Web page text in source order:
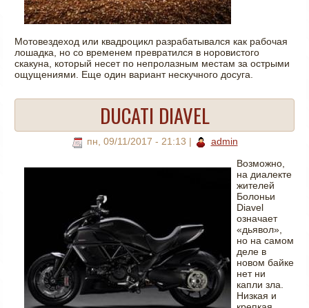
Мотовездеход или квадроцикл разрабатывался как рабочая
лошадка, но со временем превратился в норовистого
скакуна, который несет по непролазным местам за острыми
ощущениями. Еще один вариант нескучного досуга.
DUCATI DIAVEL
пн, 09/11/2017 - 21:13 |
admin
Возможно,
на диалекте
жителей
Болоньи
Diavel
означает
«дьявол»,
но на самом
деле в
новом байке
нет ни
капли зла.
Низкая и